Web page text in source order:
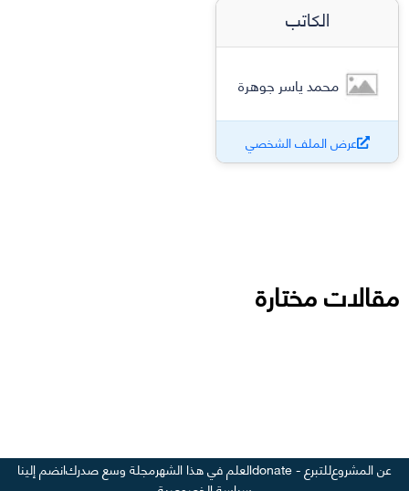
الكاتب
محمد ياسر جوهرة
عرض الملف الشخصي
مقالات مختارة
عن المشروعللتبرع - donate العلم في هذا الشهرمجلة وسع صدركانضم إلينا